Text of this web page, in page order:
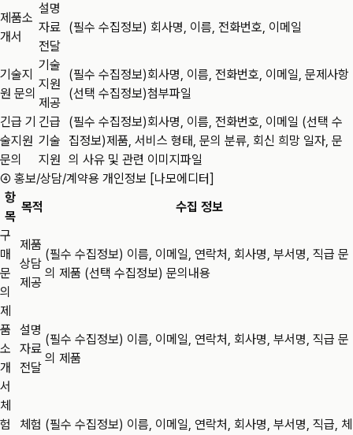
제품소
개서
설명
자료
전달
(필수 수집정보) 회사명, 이름, 전화번호, 이메일
기술지
원 문의
기술
지원
제공
(필수 수집정보)회사명, 이름, 전화번호, 이메일, 문제사항
(선택 수집정보)첨부파일
긴급 기
술지원
문의
긴급
기술
지원
(필수 수집정보)회사명, 이름, 전화번호, 이메일 (선택 수
집정보)제품, 서비스 형태, 문의 분류, 회신 희망 일자, 문
의 사유 및 관련 이미지파일
④ 홍보/상담/계약용 개인정보 [나모에디터]
항
목
목적
수집 정보
구
매
문
의
제품
상담
제공
(필수 수집정보) 이름, 이메일, 연락처, 회사명, 부서명, 직급 문
의 제품 (선택 수집정보) 문의내용
제
품
소
개
서
설명
자료
전달
(필수 수집정보) 이름, 이메일, 연락처, 회사명, 부서명, 직급 문
의 제품
체
험
체험 (필수 수집정보) 이름, 이메일, 연락처, 회사명, 부서명, 직급, 체